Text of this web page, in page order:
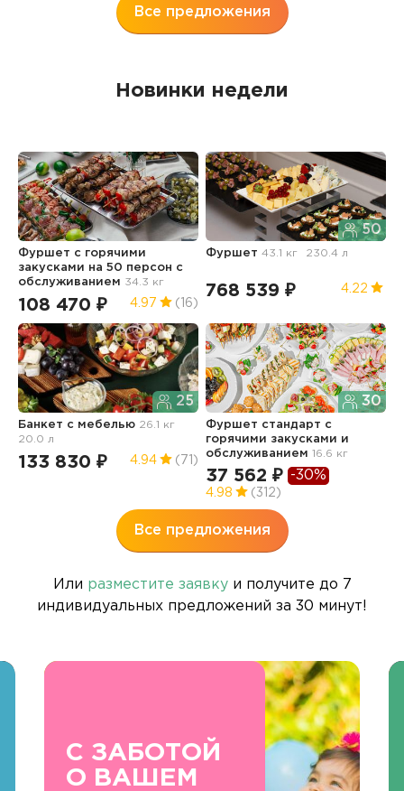
Все предложения
Новинки недели
Фуршет с горячими
закусками на 50 персон с
обслуживанием 34.3 кг
108 470 ₽ 4.97 (16)
50
Фуршет43.1 кг 230.4 л
768 539 ₽ 4.22
25
Банкет с мебелью 26.1 кг
20.0 л
133 830 ₽ 4.94 (71)
30
Фуршет стандарт с
горячими закусками и
обслуживанием16.6 кг
37 562 ₽ -30%
4.98 (312)
Все предложения
Или разместите заявкуи получите до 7
индивидуальных предложений за 30 минут!
С ЗАБОТОЙ
О ВАШЕМ